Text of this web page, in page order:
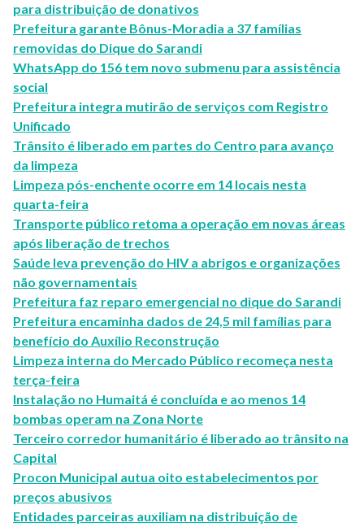
para distribuição de donativos
Prefeitura garante Bônus-Moradia a 37 famílias
removidas do Dique do Sarandi
WhatsApp do 156 tem novo submenu para assistência
social
Prefeitura integra mutirão de serviços com Registro
Unificado
Trânsito é liberado em partes do Centro para avanço
da limpeza
Limpeza pós-enchente ocorre em 14 locais nesta
quarta-feira
Transporte público retoma a operação em novas áreas
após liberação de trechos
Saúde leva prevenção do HIV a abrigos e organizações
não governamentais
Prefeitura faz reparo emergencial no dique do Sarandi
Prefeitura encaminha dados de 24,5 mil famílias para
benefício do Auxílio Reconstrução
Limpeza interna do Mercado Público recomeça nesta
terça-feira
Instalação no Humaitá é concluída e ao menos 14
bombas operam na Zona Norte
Terceiro corredor humanitário é liberado ao trânsito na
Capital
Procon Municipal autua oito estabelecimentos por
preços abusivos
Entidades parceiras auxiliam na distribuição de